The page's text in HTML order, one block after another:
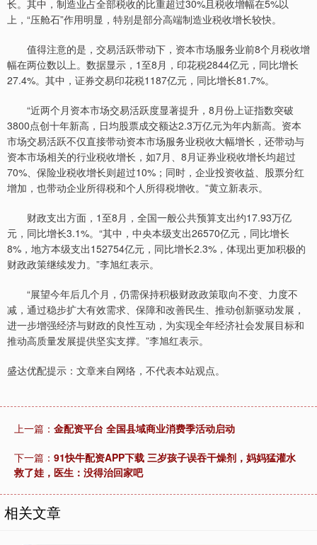
长。其中，制造业占全部税收的比重超过30%且税收增幅在5%以
上，“压舱石”作用明显，特别是部分高端制造业税收增长较快。
值得注意的是，交易活跃带动下，资本市场服务业前8个月税收增
幅在两位数以上。数据显示，1至8月，印花税2844亿元，同比增长
27.4%。其中，证券交易印花税1187亿元，同比增长81.7%。
“近两个月资本市场交易活跃度显著提升，8月份上证指数突破
3800点创十年新高，日均股票成交额达2.3万亿元为年内新高。资本
市场交易活跃不仅直接带动资本市场服务业税收大幅增长，还带动与
资本市场相关的行业税收增长，如7月、8月证券业税收增长均超过
70%、保险业税收增长则超过10%；同时，企业投资收益、股票分红
增加，也带动企业所得税和个人所得税增收。”黄立新表示。
财政支出方面，1至8月，全国一般公共预算支出约17.93万亿
元，同比增长3.1%。“其中，中央本级支出26570亿元，同比增长
8%，地方本级支出152754亿元，同比增长2.3%，体现出更加积极的
财政政策继续发力。”李旭红表示。
“展望今年后几个月，仍需保持积极财政政策取向不变、力度不
减，通过稳步扩大有效需求、保障和改善民生、推动创新驱动发展，
进一步增强经济与财政的良性互动，为实现全年经济社会发展目标和
推动高质量发展提供坚实支撑。”李旭红表示。
盛达优配提示：文章来自网络，不代表本站观点。
上一篇： 金配资平台 全国县域商业消费季活动启动
下一篇： 91快牛配资APP下载 三岁孩子误吞干燥剂，妈妈猛灌水
救了娃，医生：没得治回家吧
相关文章